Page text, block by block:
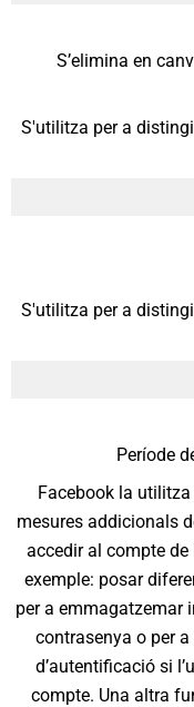
S’elimina en
S'utilitza per a
S'utilitza per a
Període
Facebook la
mesures addicionals
accedir al compte
exemple: posar
per a emmagatzemar
contrasenya o per
d’autentificació si
compte. Una altra